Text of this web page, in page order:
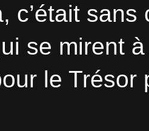
c’était
se mirent
le Trésor